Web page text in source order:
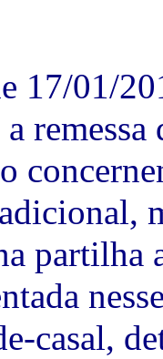
17/01/
remessa
partilha
casal,